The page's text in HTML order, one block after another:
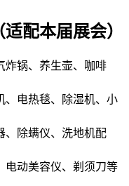
配本届展会）
炸锅、养生壶、咖啡
、电热毯、除湿机、小
、除螨仪、洗地机配
电动美容仪、剃须刀等